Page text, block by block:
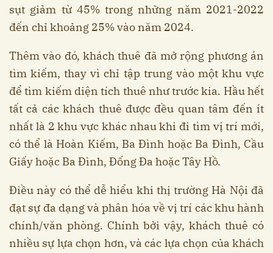
sụt giảm từ 45% trong những năm 2021-2022
đến chỉ khoảng 25% vào năm 2024.
Thêm vào đó, khách thuê đã mở rộng phương án
tìm kiếm, thay vì chỉ tập trung vào một khu vực
để tìm kiếm diện tích thuê như trước kia. Hầu hết
tất cả các khách thuê được đều quan tâm đến ít
nhất là 2 khu vực khác nhau khi đi tìm vị trí mới,
có thể là Hoàn Kiếm, Ba Đình hoặc Ba Đình, Cầu
Giấy hoặc Ba Đình, Đống Đa hoặc Tây Hồ.
Điều này có thể dễ hiểu khi thị trường Hà Nội đã
đạt sự đa dạng và phân hóa về vị trí các khu hành
chính/văn phòng. Chính bởi vậy, khách thuê có
nhiều sự lựa chọn hơn, và các lựa chọn của khách